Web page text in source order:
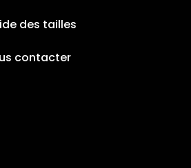
des tailles
contacter